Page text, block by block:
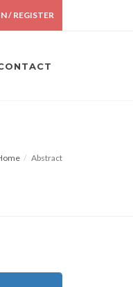
/ REGISTER
Abstract